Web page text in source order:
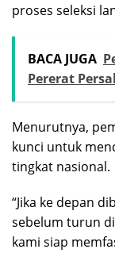
proses seleksi
BACA JUGA
Pererat
Menurutnya,
kunci untuk
tingkat nasional.
“Jika ke depan
sebelum turun
kami siap